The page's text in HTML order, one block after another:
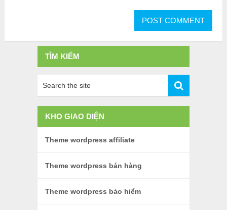
TÌM KIẾM
KHO GIAO DIỆN
Theme wordpress affiliate
Theme wordpress bán hàng
Theme wordpress bảo hiểm